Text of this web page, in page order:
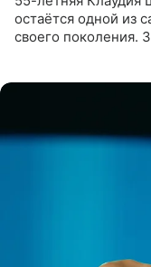
остаётся одной из
своего поколения.